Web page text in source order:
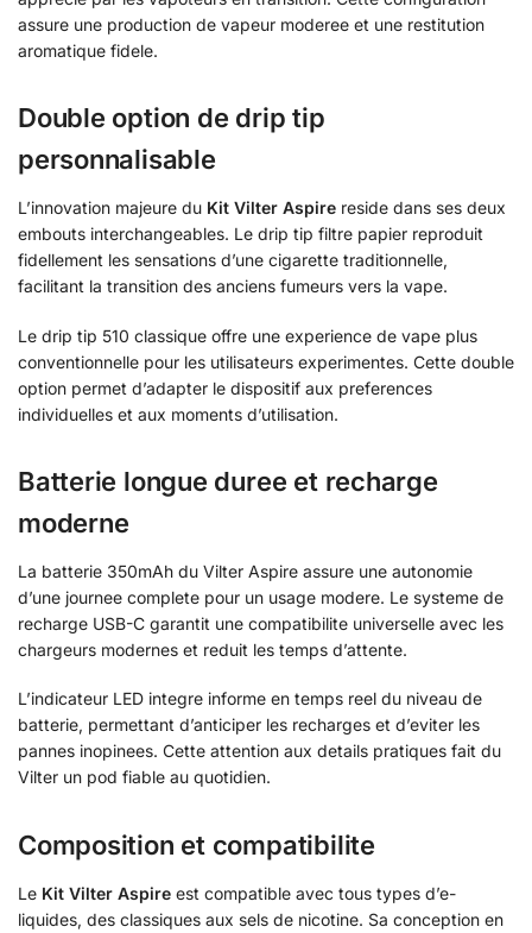
assure une production de vapeur moderee et une restitution
aromatique fidele.
Double option de drip tip
personnalisable
L’innovation majeure du Kit Vilter Aspire reside dans ses deux
embouts interchangeables. Le drip tip filtre papier reproduit
fidellement les sensations d’une cigarette traditionnelle,
facilitant la transition des anciens fumeurs vers la vape.
Le drip tip 510 classique offre une experience de vape plus
conventionnelle pour les utilisateurs experimentes. Cette double
option permet d’adapter le dispositif aux preferences
individuelles et aux moments d’utilisation.
Batterie longue duree et recharge
moderne
La batterie 350mAh du Vilter Aspire assure une autonomie
d’une journee complete pour un usage modere. Le systeme de
recharge USB-C garantit une compatibilite universelle avec les
chargeurs modernes et reduit les temps d’attente.
L’indicateur LED integre informe en temps reel du niveau de
batterie, permettant d’anticiper les recharges et d’eviter les
pannes inopinees. Cette attention aux details pratiques fait du
Vilter un pod fiable au quotidien.
Composition et compatibilite
Le Kit Vilter Aspire est compatible avec tous types d’e-
liquides, des classiques aux sels de nicotine. Sa conception en